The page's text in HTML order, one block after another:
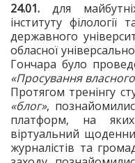
24.01. для
інституту філології
державного
обласної
Гончара було
«Просування
Протягом тренінгу
«блог»,
платформ, на
віртуальний
журналістів та